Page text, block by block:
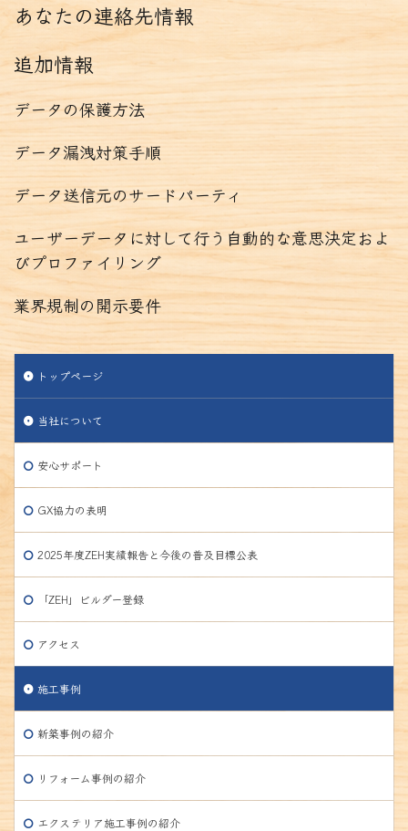
あなたの連絡先情報
追加情報
データの保護方法
データ漏洩対策手順
データ送信元のサードパーティ
ユーザーデータに対して行う自動的な意思決定およ
びプロファイリング
業界規制の開示要件
トップページ
当社について
安心サポート
GX協力の表明
2025年度ZEH実績報告と今後の普及目標公表
「ZEH」ビルダー登録
アクセス
施工事例
新築事例の紹介
リフォーム事例の紹介
エクステリア施工事例の紹介